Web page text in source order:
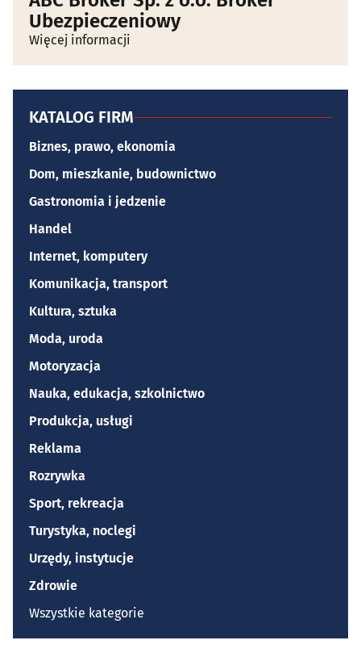
Ubezpieczeniowy
Więcej informacji
KATALOG FIRM
Biznes, prawo, ekonomia
Dom, mieszkanie, budownictwo
Gastronomia i jedzenie
Handel
Internet, komputery
Komunikacja, transport
Kultura, sztuka
Moda, uroda
Motoryzacja
Nauka, edukacja, szkolnictwo
Produkcja, usługi
Reklama
Rozrywka
Sport, rekreacja
Turystyka, noclegi
Urzędy, instytucje
Zdrowie
Wszystkie kategorie